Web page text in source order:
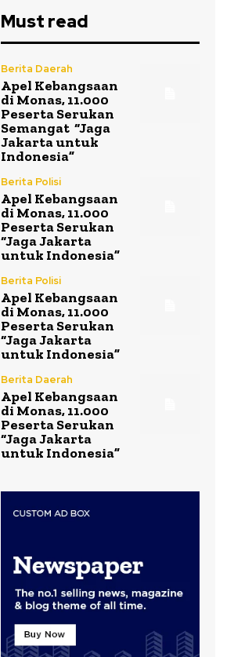
Must read
Berita Daerah
Apel Kebangsaan
di Monas, 11.000
Peserta Serukan
Semangat “Jaga
Jakarta untuk
Indonesia”
Berita Polisi
Apel Kebangsaan
di Monas, 11.000
Peserta Serukan
“Jaga Jakarta
untuk Indonesia”
Berita Polisi
Apel Kebangsaan
di Monas, 11.000
Peserta Serukan
“Jaga Jakarta
untuk Indonesia”
Berita Daerah
Apel Kebangsaan
di Monas, 11.000
Peserta Serukan
“Jaga Jakarta
untuk Indonesia”